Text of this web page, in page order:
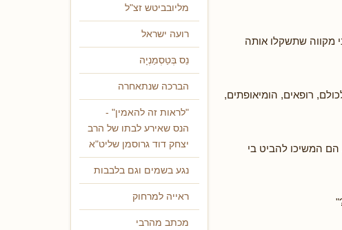
מקווה שתשקלו אותה
רופאים, הומיאופתים,
הם המשיכו להביט בי
מליובביטש זצ"ל
רועה ישראל
נֵס בְּטַסְמַנְיָה
הברכה שנתאחרה
"לראות זה להאמין" -
הנס שאירע לבתו של הרב
יצחק דוד גרוסמן שליט"א
נגע בשמים וגם בלבבות
ראייה למרחוק
מכתב מהרבי